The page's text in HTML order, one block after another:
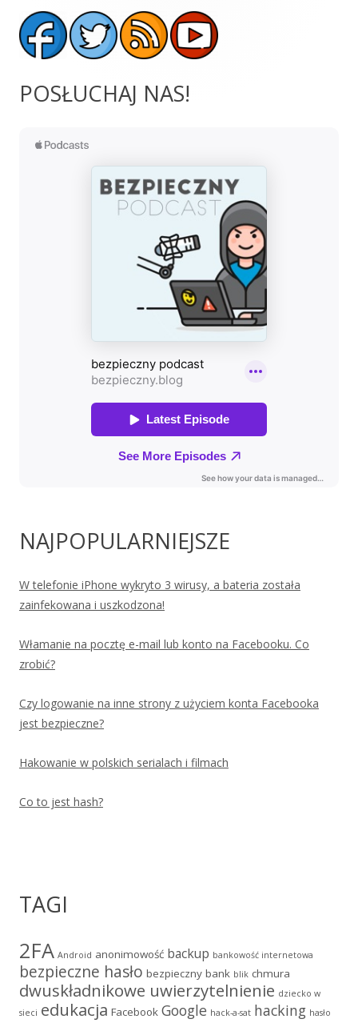
panel
boczny
POSŁUCHAJ NAS!
NAJPOPULARNIEJSZE
W telefonie iPhone wykryto 3 wirusy, a bateria została
zainfekowana i uszkodzona!
Włamanie na pocztę e-mail lub konto na Facebooku. Co
zrobić?
Czy logowanie na inne strony z użyciem konta Facebooka
jest bezpieczne?
Hakowanie w polskich serialach i filmach
Co to jest hash?
TAGI
2FA Android anonimowość backup bankowość internetowa
bezpieczne hasło bezpieczny bank blik chmura
dwuskładnikowe uwierzytelnienie dziecko w
sieci edukacja Facebook Google hack-a-sat hacking hasło